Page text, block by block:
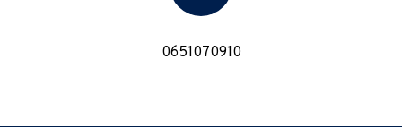
0651070910